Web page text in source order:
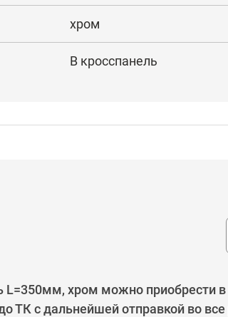
хром
В кросспанель
L=350мм, хром можно приобрести
ТК с дальнейшей отправкой во